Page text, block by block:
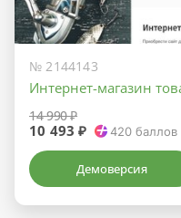
№ 2144143
Интернет-магазин
14 990 ₽
10 493 ₽ 420баллов
Демоверсия